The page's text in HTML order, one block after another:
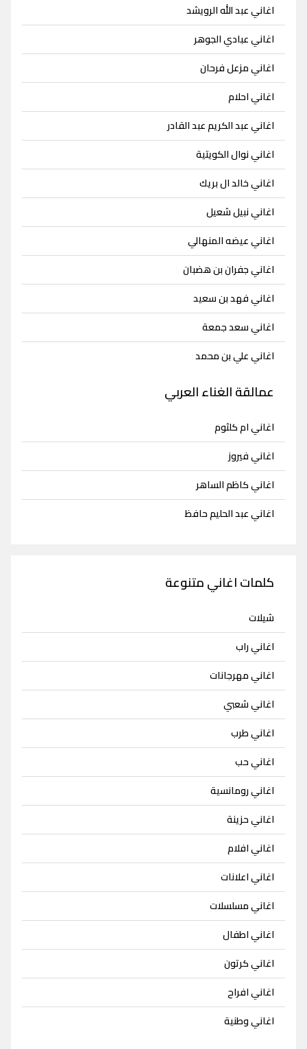
اغاني عبد الله الرويشد
اغاني عبادي الجوهر
اغاني مزعل فرحان
اغاني احلام
اغاني عبد الكريم عبد القادر
اغاني نوال الكويتية
اغاني خالد ال بريك
اغاني نبيل شعيل
اغاني عيضه المنهالي
اغاني جفران بن هضبان
اغاني فهد بن سعيد
اغاني سعد جمعة
اغاني علي بن محمد
عمالقة الغناء العربي
اغاني ام كلثوم
اغاني فيروز
اغاني كاظم الساهر
اغاني عبد الحليم حافظ
كلمات اغاني متنوعة
شيلات
اغاني راب
اغاني مهرجانات
اغاني شعبي
اغاني طرب
اغاني حب
اغاني رومانسية
اغاني حزينة
اغاني افلام
اغاني اعلانات
اغاني مسلسلات
اغاني اطفال
اغاني كرتون
اغاني افراح
اغاني وطنية